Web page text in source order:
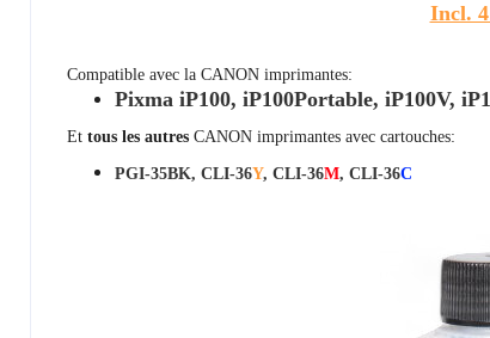
Incl.
Compatible avec la CANON imprimantes:
Pixma iP100, iP100Portable, iP100V,
Et tous les autres CANON imprimantes avec cartouches:
PGI-35BK, CLI-36Y, CLI-36M, CLI-36C